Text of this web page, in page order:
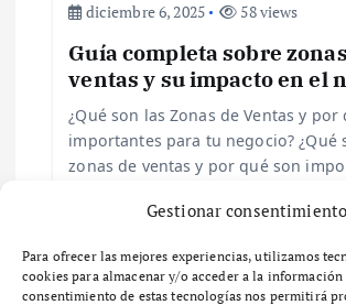
Gestionar consentimiento
Para ofrecer las mejores experiencias, utilizamos
cookies para almacenar y/o acceder a la
consentimiento de estas tecnologías nos permitirá
s
diciembre 6, 2025
58 views
Guía completa sobre
ventas y su impacto en el
¿Qué son las Zonas de Ventas y por
importantes para tu negocio? ¿Qué
zonas de ventas y por qué son